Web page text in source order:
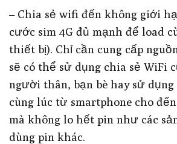
– Chia sẻ wifi đến không giới
cước sim 4G đủ mạnh để load
thiết bị). Chỉ cần cung cấp
sẽ có thể sử dụng chia sẻ WiFi
người thân, bạn bè hay sử
cùng lúc từ smartphone cho
mà không lo hết pin như các
dùng pin khác.